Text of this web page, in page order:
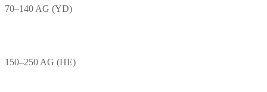
70–140 AG (YD)
150–250 AG (HE)